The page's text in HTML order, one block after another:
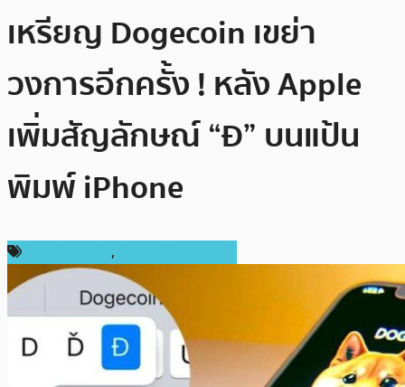
เหรียญ Dogecoin เขย่า
วงการอีกครั้ง ! หลัง Apple
เพิ่มสัญลักษณ์ “Ð” บนแป้น
พิมพ์ iPhone
,